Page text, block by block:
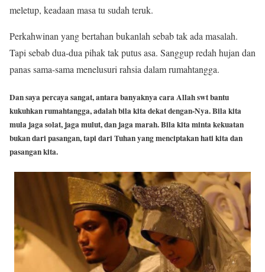
meletup, keadaan masa tu sudah teruk.
Perkahwinan yang bertahan bukanlah sebab tak ada masalah.
Tapi sebab dua-dua pihak tak putus asa. Sanggup redah hujan dan
panas sama-sama menelusuri rahsia dalam rumahtangga.
Dan saya percaya sangat, antara banyaknya cara Allah swt bantu
kukuhkan rumahtangga, adalah bila kita dekat dengan-Nya. Bila kita
mula jaga solat, jaga mulut, dan jaga marah. Bila kita minta kekuatan
bukan dari pasangan, tapi dari Tuhan yang menciptakan hati kita dan
pasangan kita.